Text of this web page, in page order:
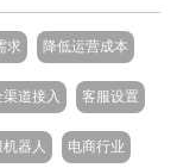
求 降低运营成本
渠道接入 客服设置
器人 电商行业